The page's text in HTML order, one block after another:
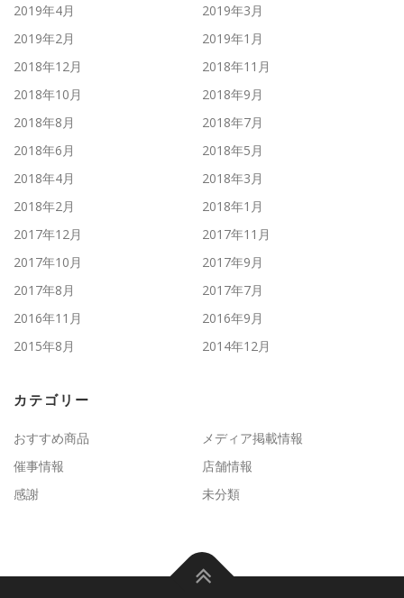
2019年4月
2019年3月
2019年2月
2019年1月
2018年12月
2018年11月
2018年10月
2018年9月
2018年8月
2018年7月
2018年6月
2018年5月
2018年4月
2018年3月
2018年2月
2018年1月
2017年12月
2017年11月
2017年10月
2017年9月
2017年8月
2017年7月
2016年11月
2016年9月
2015年8月
2014年12月
カテゴリー
おすすめ商品
メディア掲載情報
催事情報
店舗情報
感謝
未分類